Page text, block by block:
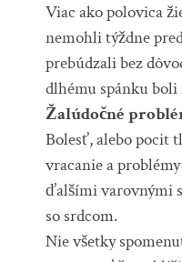
Viac ako polovica
nemohli týždne
prebúdzali bez
dlhému spánku boli
Žalúdočné
Bolesť, alebo pocit
vracanie a
ďalšími varovnými
so srdcom.
Nie všetky